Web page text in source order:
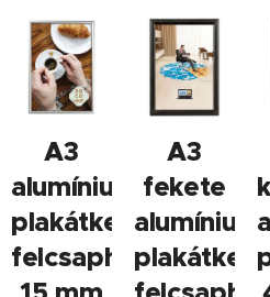
A3
alumínium
plakátkeret,
felcsapható,
A3
fekete
alumínium